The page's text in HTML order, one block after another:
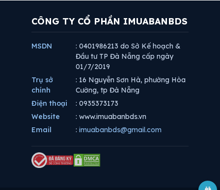
CÔNG TY CỔ PHẦN IMUABANBDS
MSDN
: 0401986213 do Sở Kế hoạch &
Đầu tư TP Đà Nẵng cấp ngày
01/7/2019
Trụ sở
chính
: 16 Nguyễn Sơn Hà, phường Hòa
Cường, tp Đà Nẵng
Điện thoại
: 0935373173
Website
: www.imuabanbds.vn
Email
: imuabanbds@gmail.com